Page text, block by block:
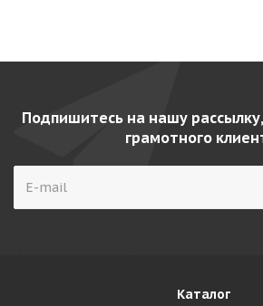
Подпишитесь на нашу
грамотного
Каталог